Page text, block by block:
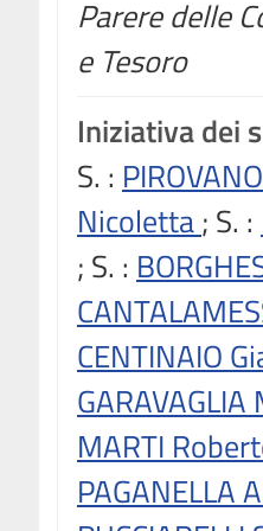
Parere delle
e Tesoro
Iniziativa dei
S. :
Nicoletta; S. :
; S. :
CENTINAIO
MARTI
PAGANELLA